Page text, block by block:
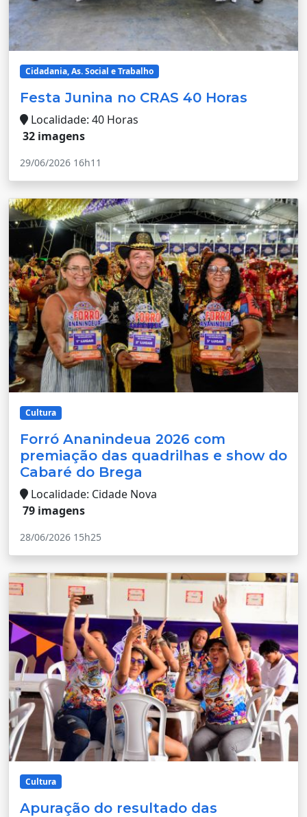
Cidadania, As. Social e Trabalho
Festa Junina no CRAS 40 Horas
Localidade: 40 Horas
32 imagens
29/06/2026 16h11
Cultura
Forró Ananindeua 2026 com
premiação das quadrilhas e show do
Cabaré do Brega
Localidade: Cidade Nova
79 imagens
28/06/2026 15h25
Cultura
Apuração do resultado das